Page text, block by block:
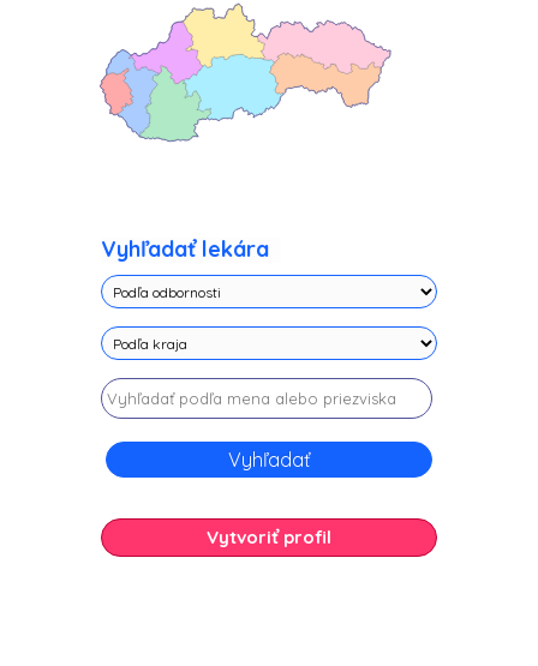
Vyhľadať lekára
Vytvoriť profil